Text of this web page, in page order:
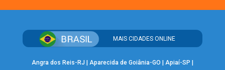
MAIS CIDADES ONLINE
Angra dos Reis-RJ Aparecida de Goiânia-GO Apiaí-SP